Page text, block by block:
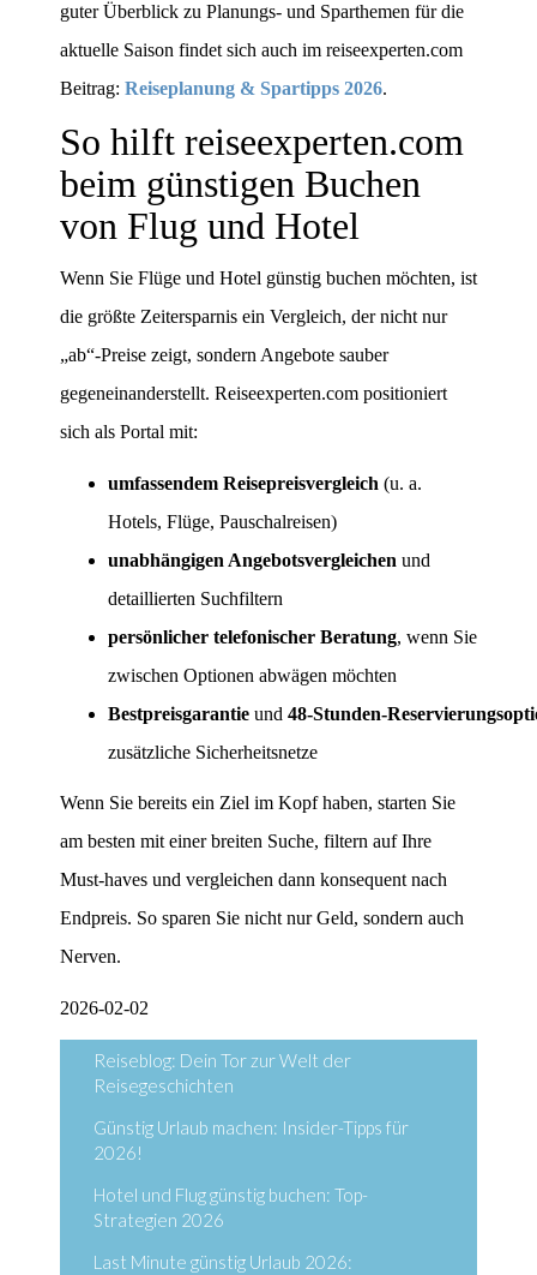
guter Überblick zu Planungs- und Sparthemen für die
aktuelle Saison findet sich auch im reiseexperten.com
Beitrag: Reiseplanung & Spartipps 2026.
So hilft reiseexperten.com
beim günstigen Buchen
von Flug und Hotel
Wenn Sie Flüge und Hotel günstig buchen möchten, ist
die größte Zeitersparnis ein Vergleich, der nicht nur
„ab“-Preise zeigt, sondern Angebote sauber
gegeneinanderstellt. Reiseexperten.com positioniert
sich als Portal mit:
umfassendem Reisepreisvergleich (u. a.
Hotels, Flüge, Pauschalreisen)
unabhängigen Angebotsvergleichen und
detaillierten Suchfiltern
persönlicher telefonischer Beratung, wenn Sie
zwischen Optionen abwägen möchten
Bestpreisgarantie und
zusätzliche Sicherheitsnetze
Wenn Sie bereits ein Ziel im Kopf haben, starten Sie
am besten mit einer breiten Suche, filtern auf Ihre
Must-haves und vergleichen dann konsequent nach
Endpreis. So sparen Sie nicht nur Geld, sondern auch
Nerven.
2026-02-02
Reiseblog: Dein Tor zur Welt der
Reisegeschichten
Günstig Urlaub machen: Insider-Tipps für
2026!
Hotel und Flug günstig buchen: Top-
Strategien 2026
Last Minute günstig Urlaub 2026: